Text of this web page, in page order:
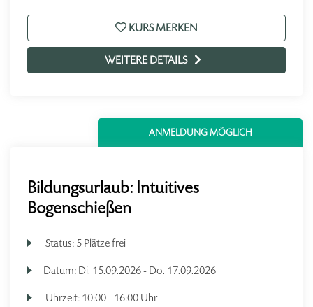
KURS MERKEN
WEITERE DETAILS
ANMELDUNG MÖGLICH
Bildungsurlaub: Intuitives
Bogenschießen
Status: 5 Plätze frei
Datum: Di. 15.09.2026 - Do. 17.09.2026
Uhrzeit: 10:00 - 16:00 Uhr